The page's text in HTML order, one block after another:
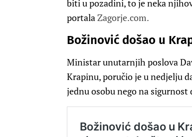
biti u pozadini, to je neka
portalaZagorje.com.
Božinović došao u
Ministar unutarnjih poslova
Krapinu, poručio je u nedjelju
jednu osobu nego na